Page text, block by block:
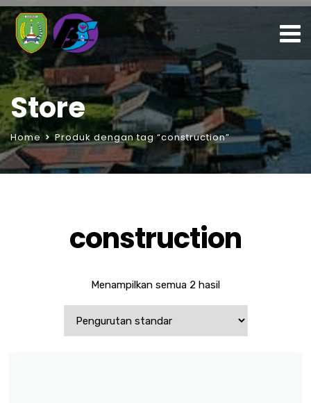
Store
Home Produk dengan tag “construction”
construction
Menampilkan semua 2 hasil